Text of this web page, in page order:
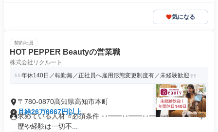
気になる
契約社員
HOT PEPPER Beautyの営業職
株式会社リクルート
年休140日／転勤無／正社員へ雇用形態変更制度有／未経験歓迎
〒780-0870高知県高知市本町
月給26万6667円以上
求めている人材 ⭐必須条件 ･･━━･･━━･･━━･･━━･･ ・学
歴や経験は一切不...